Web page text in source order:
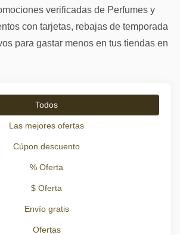
verificadas de Perfumes y
con tarjetas, rebajas de temporada
para gastar menos en tus tiendas en
Todos
Las mejores ofertas
Cúpon descuento
% Oferta
$ Oferta
Envío gratis
Ofertas